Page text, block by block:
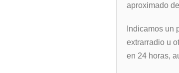
aproximado de
Indicamos un
extrarradio u
en 24 horas,